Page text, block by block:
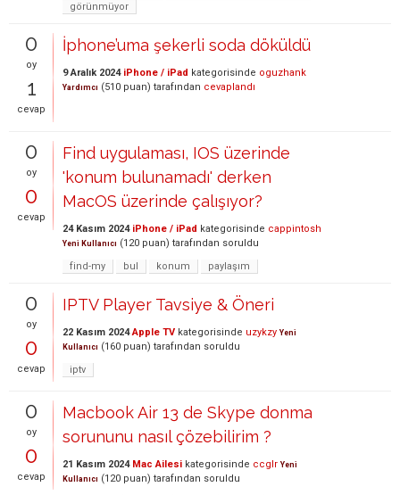
görünmüyor
0
oy
1
cevap
İphone’uma şekerli soda döküldü
9 Aralık 2024 iPhone / iPad kategorisinde oguzhank
Yardımcı (510 puan) tarafından cevaplandı
0
oy
0
cevap
Find uygulaması, IOS üzerinde
'konum bulunamadı' derken
MacOS üzerinde çalışıyor?
24 Kasım 2024 iPhone / iPad kategorisinde cappintosh
Yeni Kullanıcı (120 puan) tarafından soruldu
find-my
bul konum paylaşım
0
oy
0
cevap
IPTV Player Tavsiye & Öneri
22 Kasım 2024 Apple TV kategorisinde uzykzy Yeni
Kullanıcı (160 puan) tarafından soruldu
iptv
0
oy
0
cevap
Macbook Air 13 de Skype donma
sorununu nasıl çözebilirim ?
21 Kasım 2024 Mac Ailesi kategorisinde ccglr Yeni
Kullanıcı (120 puan) tarafından soruldu